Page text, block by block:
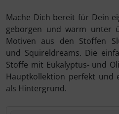
Mache Dich bereit für Dein
geborgen und warm unter
Motiven aus den Stoffen
und Squireldreams. Die
Stoffe mit Eukalyptus- und
Hauptkollektion perfekt und
als Hintergrund.